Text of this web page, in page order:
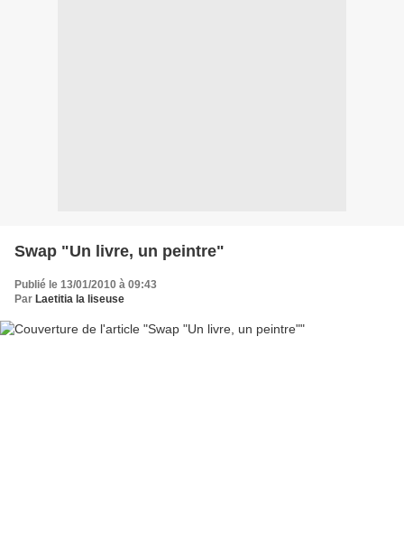
Swap "Un livre, un peintre"
Publié le 13/01/2010 à 09:43
Par Laetitia la liseuse